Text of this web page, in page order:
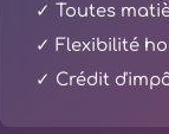
✓ Toutes
✓ Flexibilité
✓ Crédit